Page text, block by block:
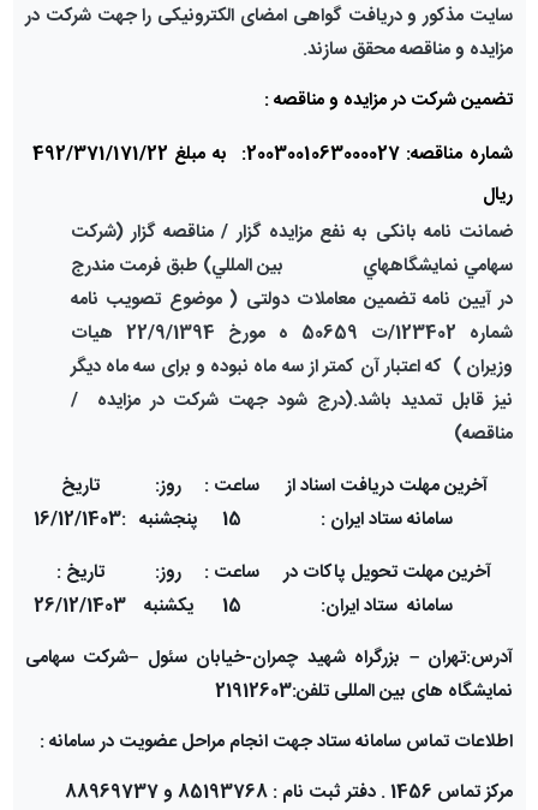
سایت مذکور و دریافت گواهی امضای الکترونیکی را جهت شرکت در
مزایده و مناقصهمحقق سازند.
تضمین شرکت در مزایده و مناقصه :
ریال
ضمانت نامه بانکی به نفع مزایده گزار / مناقصه گزار (شركت
سهامي نمايشگاههاي بين المللي) طبق فرمت مندرج
در آیین نامه تضمین معاملات دولتی ( موضوع تصویب نامه
شماره 123402/ت 50659 ه مورخ 22/9/1394 هیات
وزیران ) كه اعتبار آن كمتر از سه ماه نبوده و برای سه ماه دیگر
نیز قابل تمدید باشد.(درج شود جهت شرکت در مزایده /
مناقصه)
آخرین مهلت دریافت اسناد از
سامانه ستاد ایران :
ساعت :
15
روز:
پنجشنبه
تاریخ
:16/12/1403
آخرین مهلت تحویل پاکات در
سامانه ستاد ایران:
ساعت :
15
روز:
یکشنبه
تاریخ :
26/12/1403
آدرس:تهران– بزرگراه شهید چمران-خیابان سئول –شرکت سهامی
نمایشگاه های بین المللی تلفن:21912603
اطلاعات تماس سامانه ستاد جهت انجام مراحل عضویت در سامانه :
مرکز تماس 1456 . دفتر ثبت نام : 85193768 و 88969737